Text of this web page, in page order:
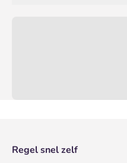
Regel snel zelf